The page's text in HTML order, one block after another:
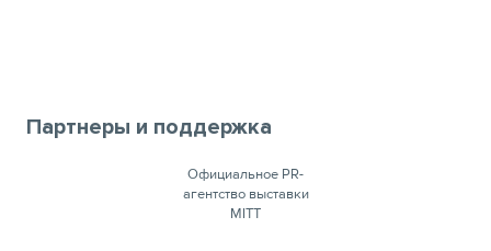
Партнеры и поддержка
Официальное PR-
агентство выставки
MITT